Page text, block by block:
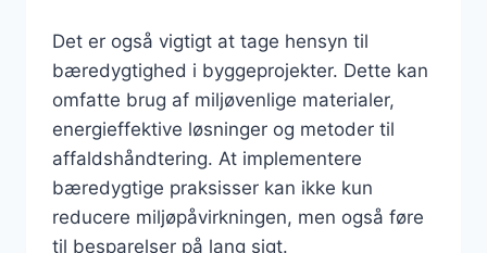
Det er også vigtigt at tage hensyn til
bæredygtighed i byggeprojekter. Dette kan
omfatte brug af miljøvenlige materialer,
energieffektive løsninger og metoder til
affaldshåndtering. At implementere
bæredygtige praksisser kan ikke kun
reducere miljøpåvirkningen, men også føre
til besparelser på lang sigt.